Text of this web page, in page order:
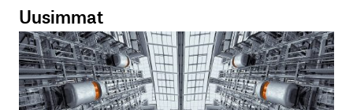
Uusimmat